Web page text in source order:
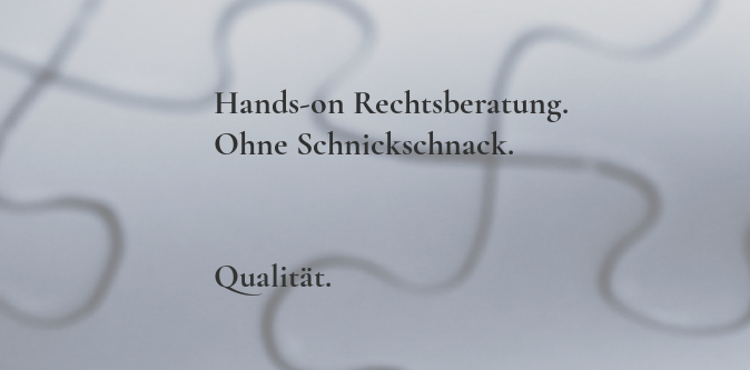
Hands-on Rechtsberatung.
Ohne Schnickschnack.
Qualität.